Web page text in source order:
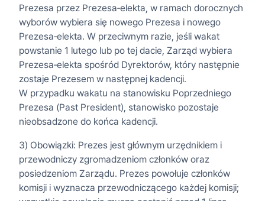
Prezesa przez Prezesa‑elekta, w ramach dorocznych
wyborów wybiera się nowego Prezesa i nowego
Prezesa‑elekta. W przeciwnym razie, jeśli wakat
powstanie 1 lutego lub po tej dacie, Zarząd wybiera
Prezesa‑elekta spośród Dyrektorów, który następnie
zostaje Prezesem w następnej kadencji.
W przypadku wakatu na stanowisku Poprzedniego
Prezesa (Past President), stanowisko pozostaje
nieobsadzone do końca kadencji.
3) Obowiązki: Prezes jest głównym urzędnikiem i
przewodniczy zgromadzeniom członków oraz
posiedzeniom Zarządu. Prezes powołuje członków
komisji i wyznacza przewodniczącego każdej komisji;